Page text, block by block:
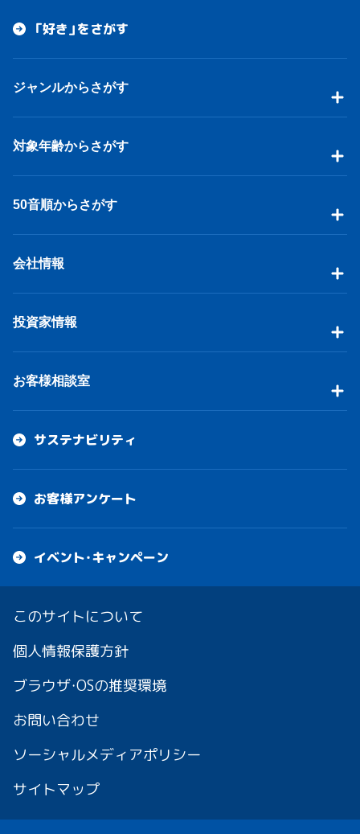
「好き」をさがす
ジャンルからさがす
対象年齢からさがす
50音順からさがす
会社情報
投資家情報
お客様相談室
サステナビリティ
お客様アンケート
イベント・キャンペーン
このサイトについて
個人情報保護方針
ブラウザ・OSの推奨環境
お問い合わせ
ソーシャルメディアポリシー
サイトマップ